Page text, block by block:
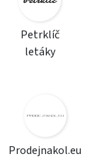
Petrklíč
letáky
Prodejnakol.eu